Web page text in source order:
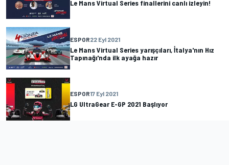
Le Mans Virtual Series finallerini canlı izleyin!
ESPOR22 Eyl 2021
Le Mans Virtual Series yarışçıları, İtalya'nın Hız
Tapınağı'nda ilk ayağa hazır
ESPOR17 Eyl 2021
LG UltraGear E-GP 2021 Başlıyor